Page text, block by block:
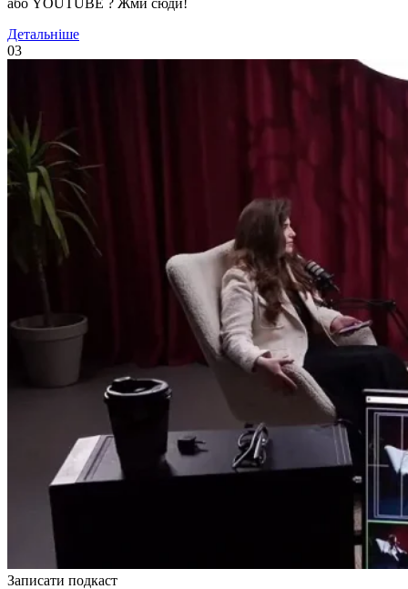
або YOUTUBE ? Жми сюди!
Детальніше
03
Записати подкаст